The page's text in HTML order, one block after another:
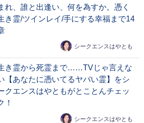
れ、誰と出逢い、何を為すか。憑く
き霊/ツインレイ/手にする幸福まで14
シークエンスはやとも
き霊から死霊まで……TVじゃ言えな
【あなたに憑いてるヤバい霊】をシ
クエンスはやともがとことんチェッ
！
シークエンスはやとも